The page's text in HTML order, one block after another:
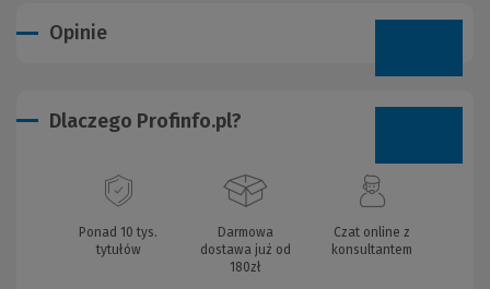
Opinie
Dlaczego Profinfo.pl?
Ponad 10 tys.
tytułów
Darmowa
dostawa już od
180zł
Czat online z
konsultantem